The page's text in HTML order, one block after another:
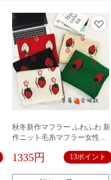
秋冬新作マフラー ふわふわ 新
作ニット毛糸マフラー女性韓
保温学生カップルマフラー男
1335円 13ポイント